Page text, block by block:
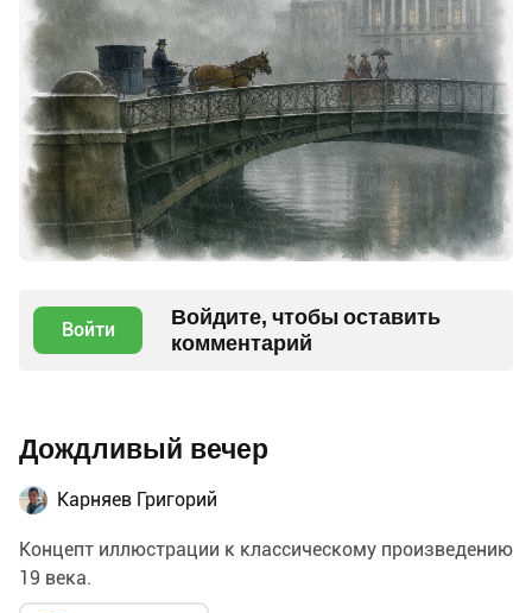
Войти
Войдите, чтобы оставить
комментарий
Дождливый вечер
Карняев Григорий
Концепт иллюстрации к классическому произведению
19 века.